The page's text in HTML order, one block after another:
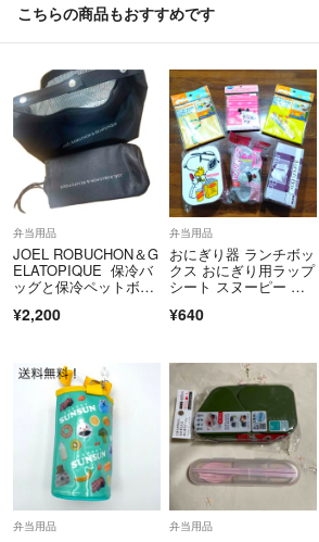
こちらの商品もおすすめです
弁当用品
JOEL ROBUCHON＆G
ELATOPIQUE 保冷バ
ッグと保冷ペットボト
¥2,200
弁当用品
おにぎり器 ランチボッ
クス おにぎり用ラップ
シート スヌーピー デ
ト ピクニック お出か
¥640
弁当用品 弁当用品